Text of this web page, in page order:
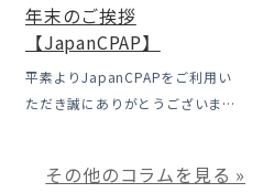
年末のご挨拶
【JapanCPAP】
平素よりJapanCPAPをご利用い
ただき誠にありがとうございま
利用いただき本当にありがとうご
その他のコラムを見る »